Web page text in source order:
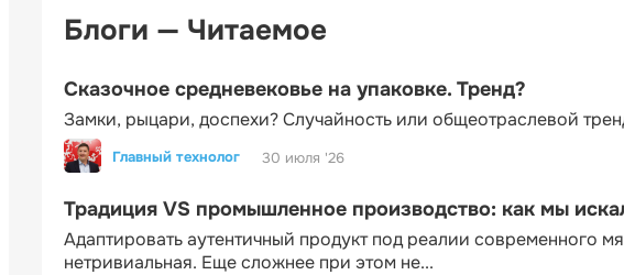
Блоги — Читаемое
Сказочное средневековье на упаковке. Тренд?
Замки, рыцари, доспехи? Случайность или общеотраслевой
Главный технолог 30 июля '26
Традиция VS промышленное производство: как мы
Адаптировать аутентичный продукт под реалии современного
нетривиальная. Еще сложнее при этом не...